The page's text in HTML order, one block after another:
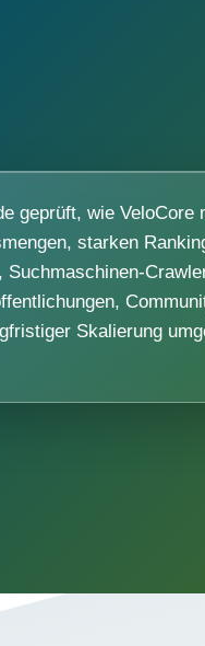
geprüft, wie VeloCore
starken
Suchmaschinen-
Skalierung